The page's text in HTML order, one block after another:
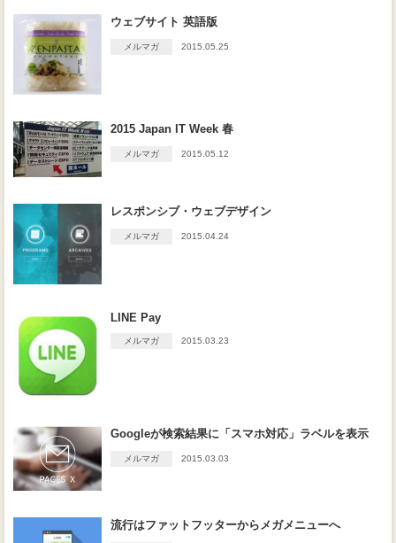
03-5927-8748
平日9:00〜17:00
（別タブで開きます）
（別タブで開きます）
（別タブで開きます）（別タブで開きます）
ウェブサイト 英語版
メルマガ 2015.05.25
2015 Japan IT Week 春
メルマガ 2015.05.12
レスポンシブ・ウェブデザイン
メルマガ 2015.04.24
LINE Pay
メルマガ 2015.03.23
Googleが検索結果に「スマホ対応」ラベルを表示
メルマガ 2015.03.03
流行はファットフッターからメガメニューへ